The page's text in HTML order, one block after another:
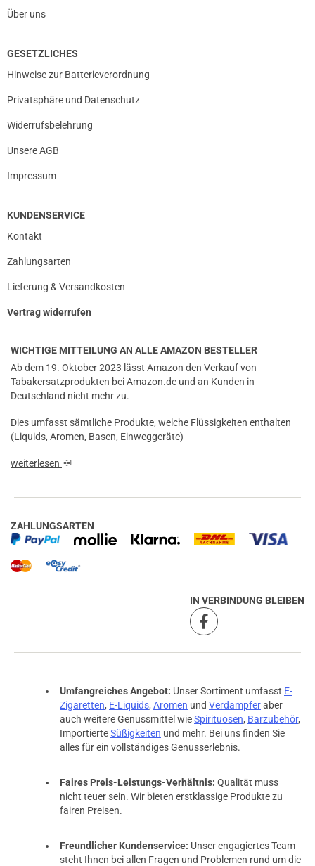
prev
Über uns
GESETZLICHES
Hinweise zur Batterieverordnung
Privatsphäre und Datenschutz
Widerrufsbelehrung
Unsere AGB
Impressum
KUNDENSERVICE
Kontakt
Zahlungsarten
Lieferung & Versandkosten
Vertrag widerrufen
WICHTIGE MITTEILUNG AN ALLE AMAZON BESTELLER
Ab dem 19. Oktober 2023 lässt Amazon den Verkauf von
Tabakersatzprodukten bei Amazon.de und an Kunden in
Deutschland nicht mehr zu.
Dies umfasst sämtliche Produkte, welche Flüssigkeiten enthalten
(Liquids, Aromen, Basen, Einweggeräte)
weiterlesen
ZAHLUNGSARTEN
IN VERBINDUNG BLEIBEN
Umfangreiches Angebot: Unser Sortiment umfasst E-
Zigaretten, E-Liquids, Aromen und Verdampferaber
auch weitere Genussmittel wieSpirituosen, Barzubehör,
ImportierteSüßigkeiten und mehr. Bei uns finden Sie
alles für ein vollständiges Genusserlebnis.
Faires Preis-Leistungs-Verhältnis: Qualität muss
nicht teuer sein. Wir bieten erstklassige Produkte zu
fairen Preisen.
Freundlicher Kundenservice: Unser engagiertes Team
steht Ihnen bei allen Fragen und Problemen rund um die